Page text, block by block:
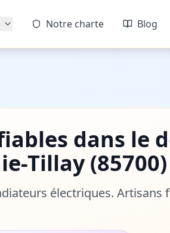
Notre charte Blog
dans le
Tillay(85700)
électriques. Artisans